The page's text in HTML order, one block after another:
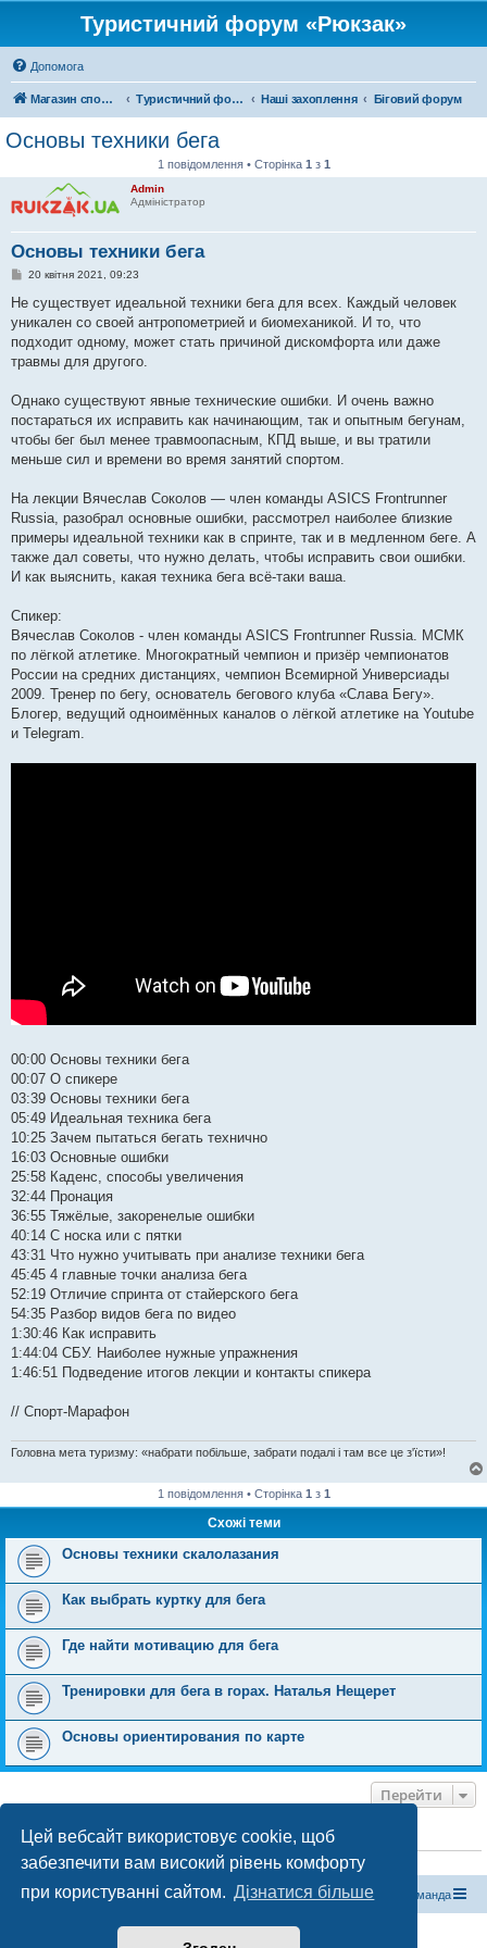
Цей вебсайт використовує cookie, щоб
забезпечити вам високий рівень комфорту
при користуванні сайтом. Дізнатися більше
Туристичний форум «Рюкзак»
Допомога
Магазин спорядження Туристичний форум «Рюкзак» Наші захоплення Біговий форум
Основы техники бега
1 повідомлення • Сторінка 1 з 1
Admin
Адміністратор
Основы техники бега
П
в
д
о
м
л
н
я
20 квітня 2021, 09:23
Не существует идеальной техники бега для всех. Каждый человек
уникален со своей антропометрией и биомеханикой. И то, что
подходит одному, может стать причиной дискомфорта или даже
травмы для другого.
Однако существуют явные технические ошибки. И очень важно
постараться их исправить как начинающим, так и опытным бегунам,
чтобы бег был менее травмоопасным, КПД выше, и вы тратили
меньше сил и времени во время занятий спортом.
На лекции Вячеслав Соколов — член команды ASICS Frontrunner
Russia, разобрал основные ошибки, рассмотрел наиболее близкие
примеры идеальной техники как в спринте, так и в медленном беге. А
также дал советы, что нужно делать, чтобы исправить свои ошибки.
И как выяснить, какая техника бега всё-таки ваша.
Спикер:
Вячеслав Соколов - член команды ASICS Frontrunner Russia. МСМК
по лёгкой атлетике. Многократный чемпион и призёр чемпионатов
России на средних дистанциях, чемпион Всемирной Универсиады
2009. Тренер по бегу, основатель бегового клуба «Слава Бегу».
Блогер, ведущий одноимённых каналов о лёгкой атлетике на Youtube
и Telegram.
00:00​ Основы техники бега
00:07​ О спикере
03:39​ Основы техники бега
05:49​ Идеальная техника бега
10:25​ Зачем пытаться бегать технично
16:03​ Основные ошибки
25:58​ Каденс, способы увеличения
32:44​ Пронация
36:55​ Тяжёлые, закоренелые ошибки
40:14​ С носка или с пятки
43:31​ Что нужно учитывать при анализе техники бега
45:45​ 4 главные точки анализа бега
52:19​ Отличие спринта от стайерского бега
54:35​ Разбор видов бега по видео
1:30:46​ Как исправить
1:44:04​ СБУ. Наиболее нужные упражнения
1:46:51​ Подведение итогов лекции и контакты спикера
// Спорт-Марафон
Головна мета туризму: «набрати побільше, забрати подалі і там все це з'їсти»!
1 повідомлення • Сторінка 1 з 1
Схожі теми
Основы техники скалолазания
Как выбрать куртку для бега
Где найти мотивацию для бега
Тренировки для бега в горах. Наталья Нещерет
Основы ориентирования по карте
Перейти
ХТО ЗАРАЗ ОНЛАЙН
Зараз переглядають цей форум:ClaudeBot [бот ШІ]і 0 гостей
Магазин спорядження Туристичний форум «Рюкзак» Команда
Працює на phpBB® Forum Software © phpBB Limited